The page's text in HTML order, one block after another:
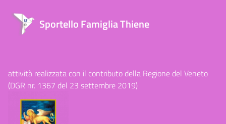
Sportello Famiglia Thiene
attività realizzata con il contributo della Regione del Veneto
(DGR nr. 1367 del 23 settembre 2019)